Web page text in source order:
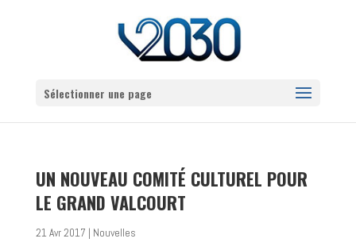
Sélectionner une page
UN NOUVEAU COMITÉ CULTUREL POUR
LE GRAND VALCOURT
21 Avr 2017 | Nouvelles